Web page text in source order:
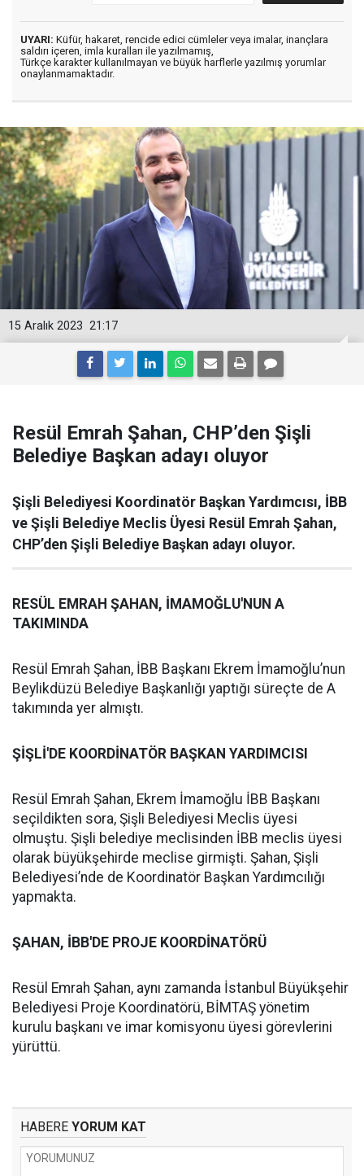
UYARI: Küfür, hakaret, rencide edici cümleler veya imalar, inançlara
saldırı içeren, imla kuralları ile yazılmamış,
Türkçe karakter kullanılmayan ve büyük harflerle yazılmış yorumlar
onaylanmamaktadır.
21:17
15 Aralık 2023
Resül Emrah Şahan, CHP’den Şişli
Belediye Başkan adayı oluyor
Şişli Belediyesi Koordinatör Başkan Yardımcısı, İBB
ve Şişli Belediye Meclis Üyesi Resül Emrah Şahan,
CHP’den Şişli Belediye Başkan adayı oluyor.
RESÜL EMRAH ŞAHAN, İMAMOĞLU'NUN A
TAKIMINDA
Resül Emrah Şahan, İBB Başkanı Ekrem İmamoğlu’nun
Beylikdüzü Belediye Başkanlığı yaptığı süreçte de A
takımında yer almıştı.
ŞİŞLİ'DE KOORDİNATÖR BAŞKAN YARDIMCISI
Resül Emrah Şahan, Ekrem İmamoğlu İBB Başkanı
seçildikten sora, Şişli Belediyesi Meclis üyesi
olmuştu. Şişli belediye meclisinden İBB meclis üyesi
olarak büyükşehirde meclise girmişti. Şahan, Şişli
Belediyesi’nde de Koordinatör Başkan Yardımcılığı
yapmakta.
ŞAHAN, İBB'DE PROJE KOORDİNATÖRÜ
Resül Emrah Şahan, aynı zamanda İstanbul Büyükşehir
Belediyesi Proje Koordinatörü, BİMTAŞ yönetim
kurulu başkanı ve imar komisyonu üyesi görevlerini
yürüttü.
HABERE YORUM KAT